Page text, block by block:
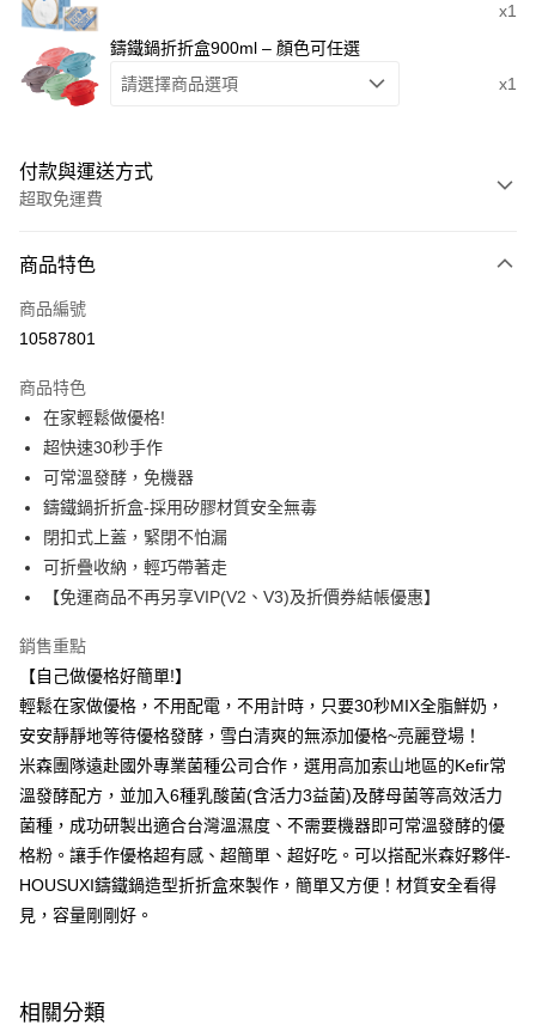
x1
鑄鐵鍋折折盒900ml – 顏色可任選
請選擇商品選項
x1
付款與運送方式
超取免運費
信用卡一次付款
超商取貨付款
Apple Pay
街口支付
悠遊付
Google Pay
大哥付你分期
【大哥付你分期使用說明】
1.本服務由台灣大哥大提供，台灣大哥大用戶可立即使用無須另外申請。
2.付款方式選擇「大哥付你分期」，訂單成立後會自動跳轉到大哥付的交易
流程，驗證手機門號後，選擇欲分期的期數、繳款截止日，確認付款後即完
成交易。
4.訂單成立30分鐘內，如未前往確認交易或遇審核未通過，訂單將自動取
消。如遇「轉專審核」未通過狀況，表示未達大哥付你分期系統評分，恕無
法說明評估內容。
【繳款方式說明】
1.分期款項不併入電信帳單，「大哥付你分期」於每月結算日後寄送繳費提
醒簡訊。
2.透過簡訊連結打開帳單後，可選擇「超商條碼／台灣大直營門市／銀行轉
帳／街口支付／iPASS MONEY」等通路繳費。
用戶於交易時，得透過本服務購買商品或服務，並由商店將買賣／分期付款
【關於「AFTEE先享後付」】
AFTEE先享後付是「在收到商品之後才付款」的支付方式。 讓您購物簡單
便利好安心！
１．簡單：不需註冊會員、不需綁卡、不需儲值。
２．便利：只要手機號碼，簡訊認證，即可結帳。
３．安心：先確認商品／服務後，再付款。
１．於結帳方式選擇「AFTEE先享後付」後，將跳轉至「AFTEE先享後付」
結帳頁面，進行簡訊認證並確認金額後，即可完成結帳。
※ 請注意：結帳手續完成當下不需立刻繳費，但若您需要取消訂單，請聯絡
購買商品的店家。未經商家同意取消之訂單仍視為有效，需透過AFTEE先享
ATM付款
運送方式
全家取貨付款-組合
免運費
付款後全家取貨-組合
免運費
商品特色
商品編號
10587801
商品特色
在家輕鬆做優格!
超快速30秒手作
可常溫發酵，免機器
鑄鐵鍋折折盒-採用矽膠材質安全無毒
閉扣式上蓋，緊閉不怕漏
可折疊收納，輕巧帶著走
【免運商品不再另享VIP(V2、V3)及折價券結帳優惠】
銷售重點
【自己做優格好簡單!】
輕鬆在家做優格，不用配電，不用計時，只要30秒MIX全脂鮮奶，
安安靜靜地等待優格發酵，雪白清爽的無添加優格~亮麗登場！
米森團隊遠赴國外專業菌種公司合作，選用高加索山地區的Kefir常
溫發酵配方，並加入6種乳酸菌(含活力3益菌)及酵母菌等高效活力
菌種，成功研製出適合台灣溫濕度、不需要機器即可常溫發酵的優
格粉。讓手作優格超有感、超簡單、超好吃。可以搭配米森好夥伴-
HOUSUXI鑄鐵鍋造型折折盒來製作，簡單又方便！材質安全看得
見，容量剛剛好。
相關分類